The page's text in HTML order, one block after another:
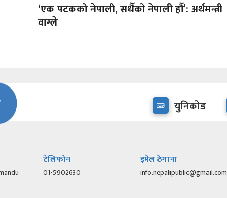
‘एक पटकको नेपाली, सधैँको नेपाली हौँ’: अर्थमन्त्री
वाग्ले
युनिकोड
टेलिफोन
01-5902630
इमेल ठेगाना
info.nepalipublic@gmail.com